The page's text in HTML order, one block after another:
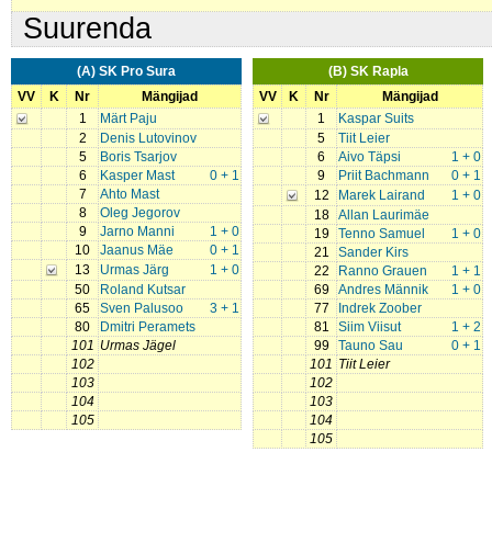
Suurenda
(A) SK Pro Sura
VV
K Nr
Mängijad
1
Märt Paju
2
Denis Lutovinov
5
Boris Tsarjov
6
0 + 1
Kasper Mast
7
Ahto Mast
8
Oleg Jegorov
9
1 + 0
Jarno Manni
10
0 + 1
Jaanus Mäe
13
1 + 0
Urmas Järg
50
Roland Kutsar
65
3 + 1
Sven Palusoo
80
Dmitri Peramets
101 Urmas Jägel
102
103
104
105
(B) SK Rapla
VV
K Nr
Mängijad
1
Kaspar Suits
5
Tiit Leier
6
1 + 0
Aivo Täpsi
9
0 + 1
Priit Bachmann
12
1 + 0
Marek Lairand
18
Allan Laurimäe
19
1 + 0
Tenno Samuel
21
Sander Kirs
22
1 + 1
Ranno Grauen
69
1 + 0
Andres Männik
77
Indrek Zoober
81
1 + 2
Siim Viisut
99
0 + 1
Tauno Sau
101 Tiit Leier
102
103
104
105